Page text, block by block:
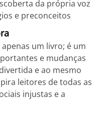
da própria voz
e preconceitos
um livro; é um
e mudanças
e ao mesmo
leitores de todas as
injustas e a